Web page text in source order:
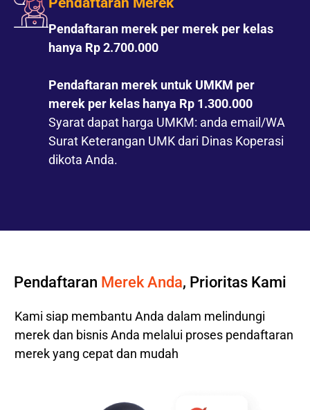
Pendaftaran merek per merek per kelas
hanya Rp 2.700.000
Pendaftaran merek untuk UMKM per
merek per kelas hanya Rp 1.300.000
Syarat dapat harga UMKM: anda email/WA
Surat Keterangan UMK dari Dinas Koperasi
dikota Anda.
Pendaftaran Merek Anda, Prioritas Kami
Kami siap membantu Anda dalam melindungi
merek dan bisnis Anda melalui proses pendaftaran
merek yang cepat dan mudah